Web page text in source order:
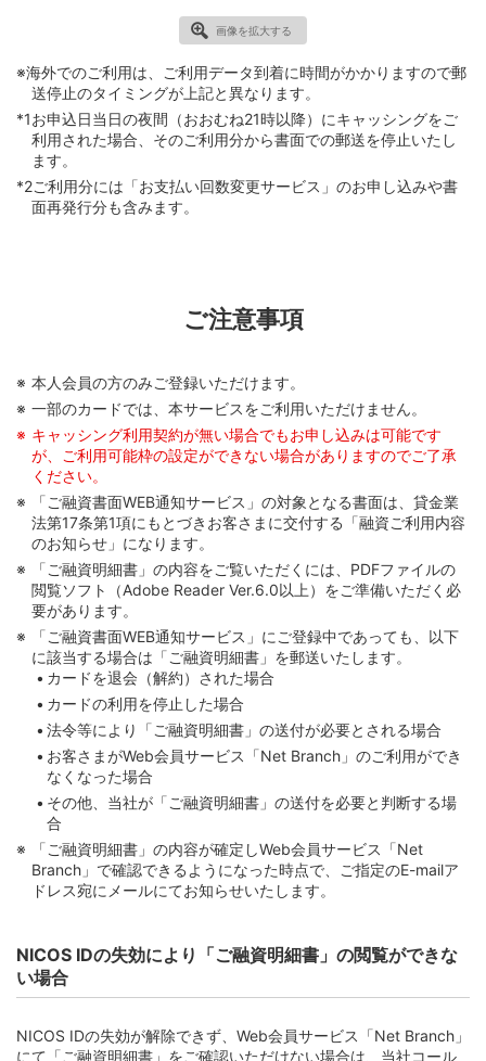
画像を拡大する
※海外でのご利用は、ご利用データ到着に時間がかかりますので郵
送停止のタイミングが上記と異なります。
*1お申込日当日の夜間（おおむね21時以降）にキャッシングをご
利用された場合、そのご利用分から書面での郵送を停止いたし
ます。
*2ご利用分には「お支払い回数変更サービス」のお申し込みや書
面再発行分も含みます。
ご注意事項
本人会員の方のみご登録いただけます。
一部のカードでは、本サービスをご利用いただけません。
キャッシング利用契約が無い場合でもお申し込みは可能です
が、ご利用可能枠の設定ができない場合がありますのでご了承
ください。
「ご融資書面WEB通知サービス」の対象となる書面は、貸金業
法第17条第1項にもとづきお客さまに交付する「融資ご利用内容
のお知らせ」になります。
「ご融資明細書」の内容をご覧いただくには、PDFファイルの
閲覧ソフト（Adobe Reader Ver.6.0以上）をご準備いただく必
要があります。
「ご融資書面WEB通知サービス」にご登録中であっても、以下
に該当する場合は「ご融資明細書」を郵送いたします。
カードを退会（解約）された場合
カードの利用を停止した場合
法令等により「ご融資明細書」の送付が必要とされる場合
お客さまがWeb会員サービス「Net Branch」のご利用ができ
なくなった場合
その他、当社が「ご融資明細書」の送付を必要と判断する場
合
「ご融資明細書」の内容が確定しWeb会員サービス「Net
Branch」で確認できるようになった時点で、ご指定のE-mailア
ドレス宛にメールにてお知らせいたします。
NICOS IDの失効により「ご融資明細書」の閲覧ができな
い場合
NICOS IDの失効が解除できず、Web会員サービス「Net Branch」
にて「ご融資明細書」をご確認いただけない場合は、当社コール